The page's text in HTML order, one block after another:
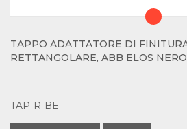
TAPPO ADATTATORE DI
RETTANGOLARE, ABB ELOS NERO
TAP-R-BE